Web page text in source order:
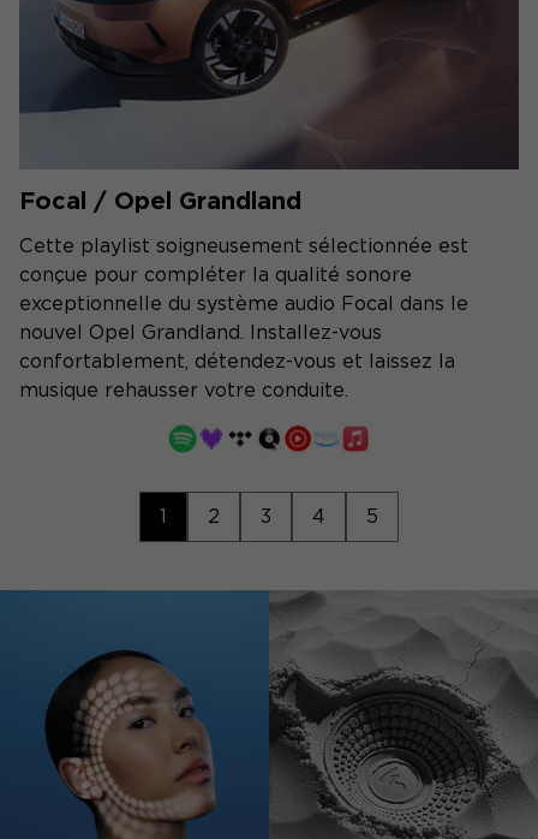
Focal / Opel Grandland
Cette playlist soigneusement sélectionnée est
conçue pour compléter la qualité sonore
exceptionnelle du système audio Focal dans le
nouvel Opel Grandland. Installez-vous
confortablement, détendez-vous et laissez la
musique rehausser votre conduite.
1 2 3 4 5